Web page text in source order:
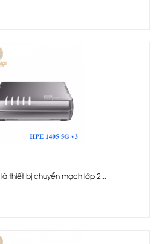
là thiết bị chuyển mạch lớp 2...